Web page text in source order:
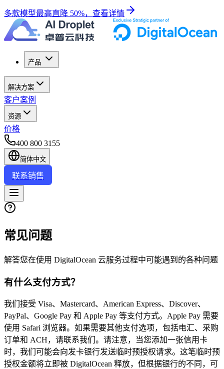
多款模型最高直降 50%，查看详情
产品
解决方案
客户案例
资源
价格
400 800 3155
简体中文
联系销售
常见问题
解答您在使用 DigitalOcean 云服务过程中可能遇到的各种问题
有什么支付方式？
我们接受 Visa、Mastercard、American Express、Discover、
PayPal、Google Pay 和 Apple Pay 等支付方式。Apple Pay 需要
使用 Safari 浏览器。如果需要其他支付选项，包括电汇、采购
订单和 ACH，请联系我们。请注意，当您添加一张信用卡
时，我们可能会向发卡银行发送临时预授权请求。这笔临时预
授权金额将立即被 DigitalOcean 释放，但根据银行的不同，可